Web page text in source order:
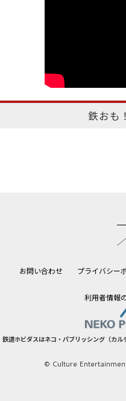
鉄おも
お問い合わせ プライバシー
利用者情報
鉄道ホビダスはネコ・パブリッシング（カ
© Culture